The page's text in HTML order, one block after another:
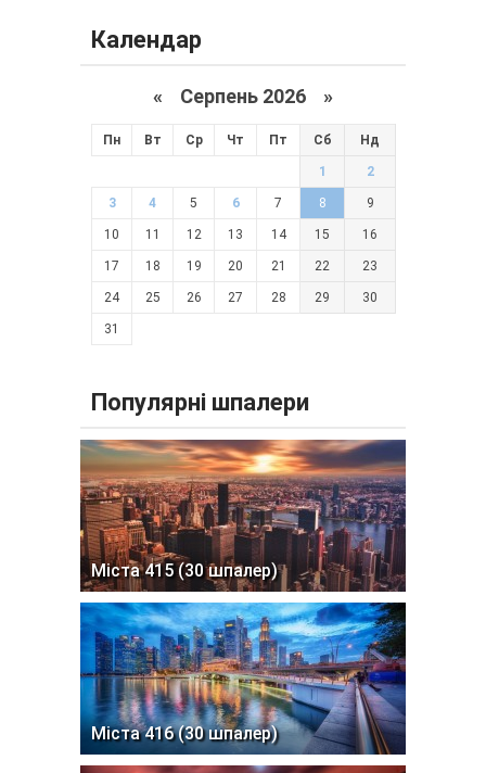
Календар
« Серпень 2026 »
Пн Вт Ср Чт Пт Сб Нд
1 2
3 4 5 6 7 8 9
10 11 12 13 14 15 16
17 18 19 20 21 22 23
24 25 26 27 28 29 30
31
Популярні шпалери
Міста 415 (30 шпалер)
Міста 416 (30 шпалер)